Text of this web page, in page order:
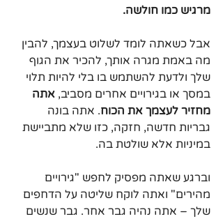
מרגיש כמו חולשה.
אבל כשאתה לומד לשלוט בעצמך, להבין
מה באמת מגרה אותך, להכיר את הגוף
שלך ולדעת להשתמש בו בלי להיות תלוי
במסך או בגירויים אחרים מסביב, אתה
מחזיר לעצמך את הכוח. אתה בונה
גבריות חדשה, חזקה, כזו שלא מתביישת
במיניות אלא שולטת בה.
וברגע שאתה מפסיק לחפש "גירויים
מהירים" ואתה לוקח שליטה על הדחפים
שלך – אתה נהיה גבר אחר. גבר שנשים